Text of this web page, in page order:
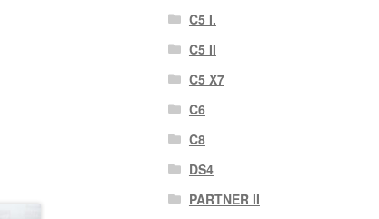
C5 I.
C5 II
C5 X7
C6
C8
DS4
PARTNER II